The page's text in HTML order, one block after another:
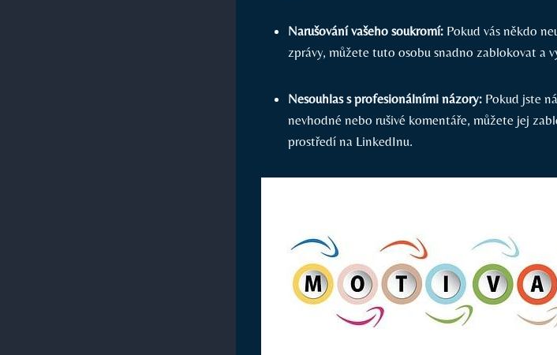
Narušování vašeho soukromí: Pokud vás někdo
zprávy, můžete tuto osobu snadno zablokovat a
Nesouhlas s profesionálními názory: Pokud jste
nevhodné nebo rušivé komentáře, můžete jej
prostředí na LinkedInu.